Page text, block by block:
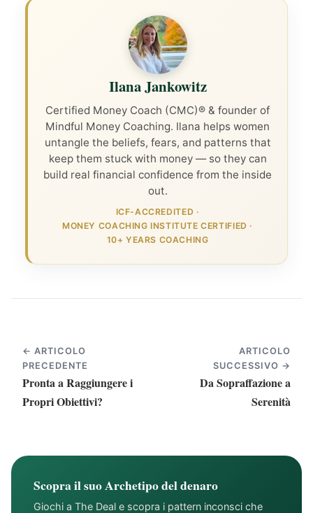
Ilana Jankowitz
Certified Money Coach (CMC)® & founder of
Mindful Money Coaching. Ilana helps women
untangle the beliefs, fears, and patterns that
keep them stuck with money — so they can
build real financial confidence from the inside
out.
ICF-ACCREDITED ·
MONEY COACHING INSTITUTE CERTIFIED ·
10+ YEARS COACHING
← ARTICOLO
PRECEDENTE
Pronta a Raggiungere i
Propri Obiettivi?
ARTICOLO
SUCCESSIVO →
Da Sopraffazione a
Serenità
Scopra il suo Archetipo del denaro
Giochi a The Deal e scopra i pattern inconsci che